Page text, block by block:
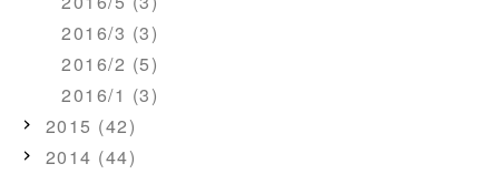
2016/3 (3)
2016/2 (5)
2016/1 (3)
2015 (42)
2014 (44)